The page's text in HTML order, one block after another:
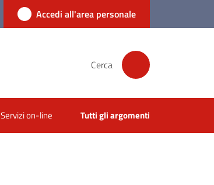
Accedi all'area personale
Cerca
Servizi on-line Tutti gli argomenti